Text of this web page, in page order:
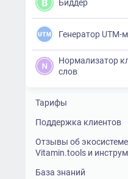
Биддер
Генератор UTM-
Нормализатор
слов
Тарифы
Поддержка клиентов
Отзывы об экосистеме
Vitamin.tools и
База знаний